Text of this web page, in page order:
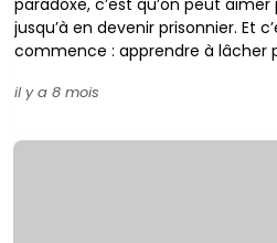
jusqu’à en devenir prisonnier. Et
commence : apprendre à lâcher
il y a 8 mois